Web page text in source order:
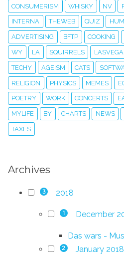
CONSUMERISM WHISKY NV
INTERNA THEWEB QUIZ
ADVERTISING BFTP COOKING
WY LA SQUIRRELS
TECHY AGEISM CATS
RELIGION PHYSICS MEMES
POETRY WORK CONCERTS
MYLIFE BY CHARTS NEWS
TAXES
Archives
3 2018
1 December
Das wars -
2 January 2018